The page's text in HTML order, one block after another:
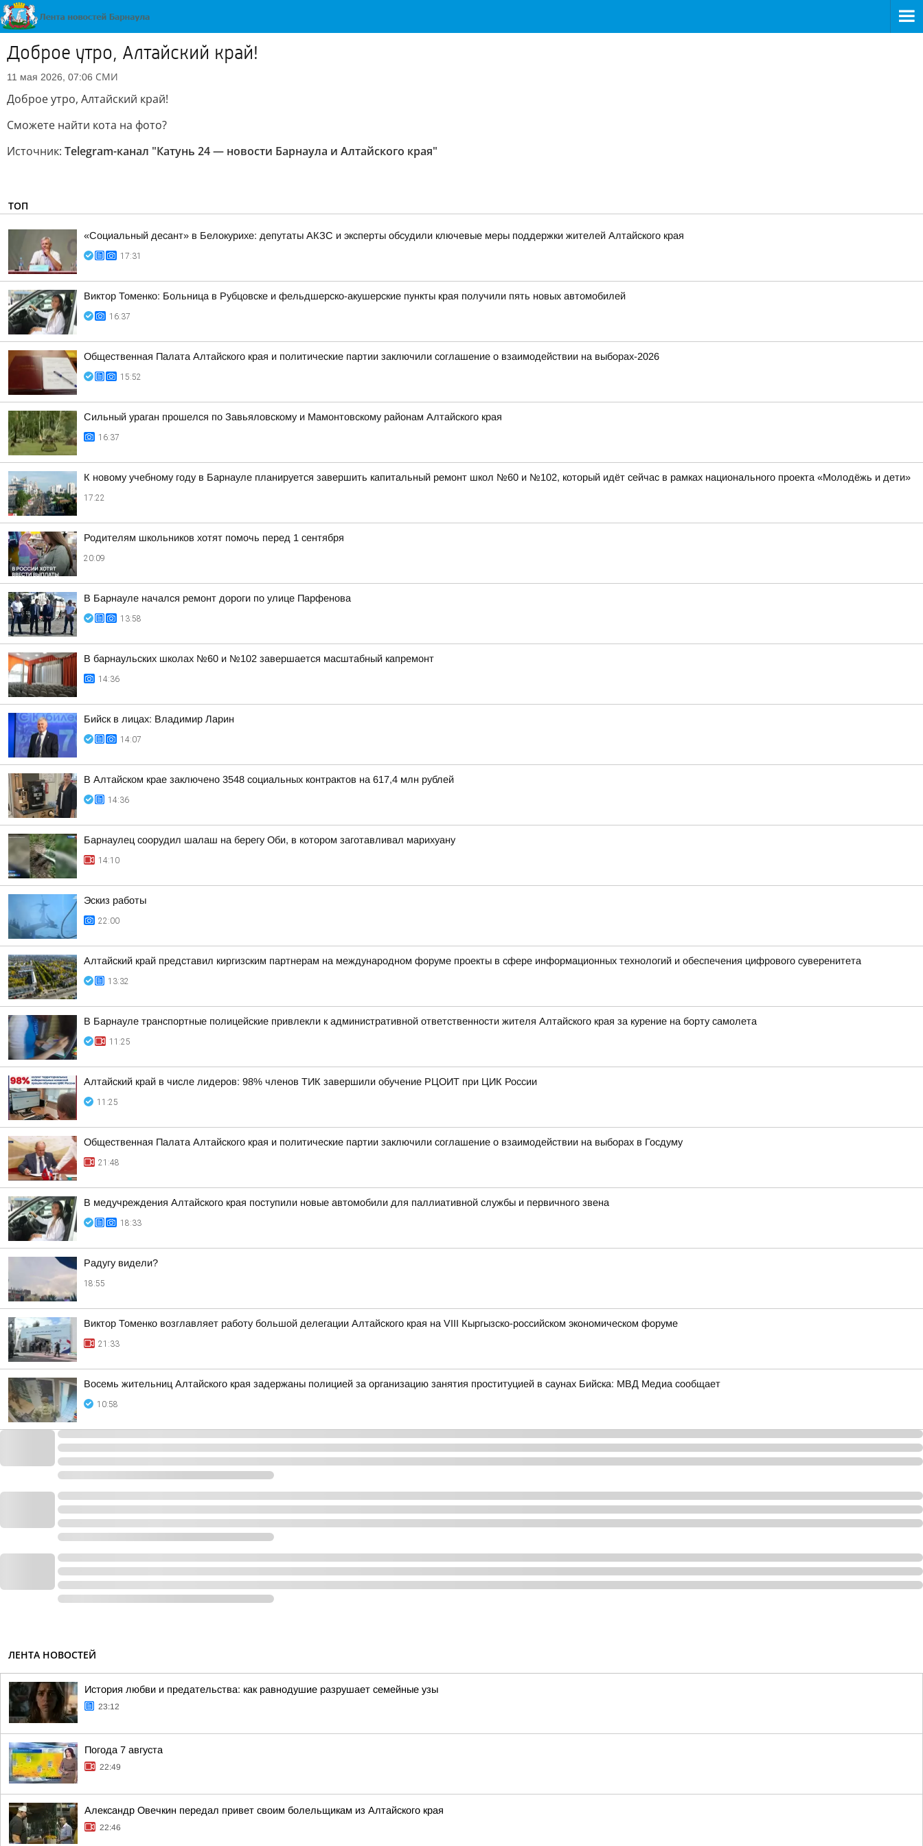
Доброе утро, Алтайский край!
11 мая 2026, 07:06 СМИ
Доброе утро, Алтайский край!
Сможете найти кота на фото?
Источник: Telegram-канал "Катунь 24 — новости Барнаула и Алтайского края"
ТОП
«Социальный десант» в Белокурихе: депутаты АКЗС и эксперты обсудили ключевые меры поддержки жителей Алтайского края
17:31
Виктор Томенко: Больница в Рубцовске и фельдшерско-акушерские пункты края получили пять новых автомобилей
16:37
Общественная Палата Алтайского края и политические партии заключили соглашение о взаимодействии на выборах-2026
15:52
Сильный ураган прошелся по Завьяловскому и Мамонтовскому районам Алтайского края
16:37
К новому учебному году в Барнауле планируется завершить капитальный ремонт школ №60 и №102, который идёт сейчас в рамках национального проекта «Молодёжь и дети»
17:22
Родителям школьников хотят помочь перед 1 сентября
20:09
В Барнауле начался ремонт дороги по улице Парфенова
13:58
В барнаульских школах №60 и №102 завершается масштабный капремонт
14:36
Бийск в лицах: Владимир Ларин
14:07
В Алтайском крае заключено 3548 социальных контрактов на 617,4 млн рублей
14:36
Барнаулец соорудил шалаш на берегу Оби, в котором заготавливал марихуану
14:10
Эскиз работы
22:00
Алтайский край представил киргизским партнерам на международном форуме проекты в сфере информационных технологий и обеспечения цифрового суверенитета
13:32
В Барнауле транспортные полицейские привлекли к административной ответственности жителя Алтайского края за курение на борту самолета
11:25
Алтайский край в числе лидеров: 98% членов ТИК завершили обучение РЦОИТ при ЦИК России
11:25
Общественная Палата Алтайского края и политические партии заключили соглашение о взаимодействии на выборах в Госдуму
21:48
В медучреждения Алтайского края поступили новые автомобили для паллиативной службы и первичного звена
18:33
Радугу видели?
18:55
Виктор Томенко возглавляет работу большой делегации Алтайского края на VIII Кыргызско-российском экономическом форуме
21:33
Восемь жительниц Алтайского края задержаны полицией за организацию занятия проституцией в саунах Бийска: МВД Медиа сообщает
10:58
ЛЕНТА НОВОСТЕЙ
История любви и предательства: как равнодушие разрушает семейные узы
23:12
Погода 7 августа
22:49
Александр Овечкин передал привет своим болельщикам из Алтайского края
22:46